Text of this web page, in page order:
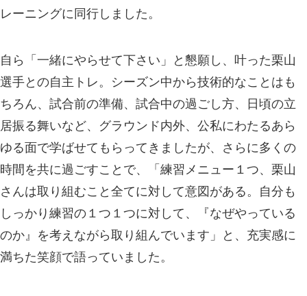
レーニングに同行しました。
自ら「一緒にやらせて下さい」と懇願し、叶った栗山
選手との自主トレ。シーズン中から技術的なことはも
ちろん、試合前の準備、試合中の過ごし方、日頃の立
居振る舞いなど、グラウンド内外、公私にわたるあら
ゆる面で学ばせてもらってきましたが、さらに多くの
時間を共に過ごすことで、「練習メニュー１つ、栗山
さんは取り組むこと全てに対して意図がある。自分も
しっかり練習の１つ１つに対して、『なぜやっている
のか』を考えながら取り組んでいます」と、充実感に
満ちた笑顔で語っていました。